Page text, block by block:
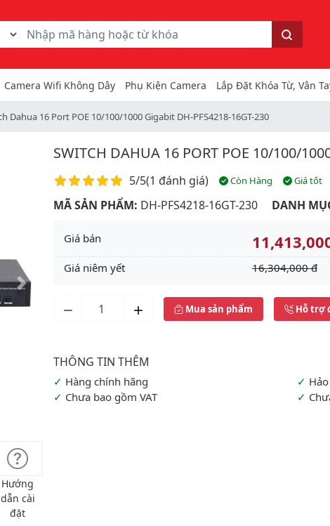
Tìm kiếm
Camera Wifi Không Dây Phụ Kiện Camera Lắp Đặt Khóa Từ, Vân
Dahua 16 Port POE 10/100/1000 Gigabit DH-PFS4218-16GT-230
Next
Hướng
dẫn cài
đặt
SWITCH DAHUA 16 PORT POE 10/100/
Điểm đánh giá
5/5(1 đánh giá) Còn Hàng Giá tốt
MÃ SẢN PHẨM: DH-PFS4218-16GT-230 DANH
Giá bán
Giá niêm yết 16,304,000 đ
Mua sản phẩm Hỗ trợ
Hàng chính hãng
Chưa bao gồm VAT